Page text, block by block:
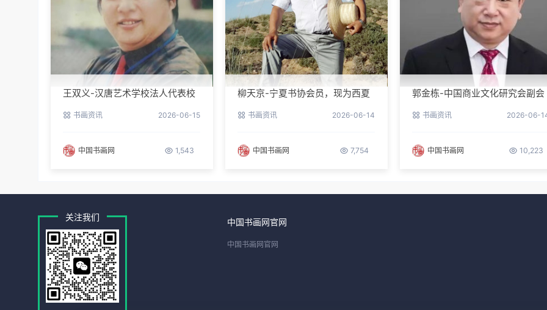
王双义-汉唐艺术学校法人代表校
书画资讯 2026-06-15
中国书画网 1,543
柳天京-宁夏书协会员，现为西夏
书画资讯 2026-06-14
中国书画网 7,754
郭金栋-中国商业文化研究会副会
书画资讯 2026-06-
中国书画网 10,223
关注我们 中国书画网官网
中国书画网官网